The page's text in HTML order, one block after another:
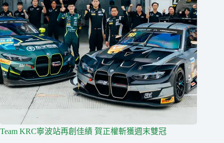
Team KRC寧波站再創佳績 賀正權斬獲週末雙冠